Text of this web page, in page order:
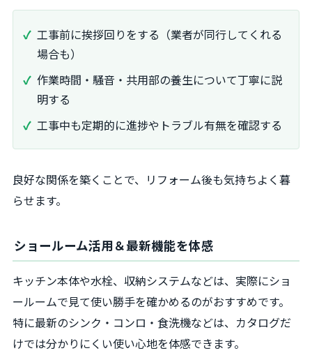
工事前に挨拶回りをする（業者が同行してくれる
場合も）
作業時間・騒音・共用部の養生について丁寧に説
明する
工事中も定期的に進捗やトラブル有無を確認する
良好な関係を築くことで、リフォーム後も気持ちよく暮
らせます。
ショールーム活用＆最新機能を体感
キッチン本体や水栓、収納システムなどは、実際にショ
ールームで見て使い勝手を確かめるのがおすすめです。
特に最新のシンク・コンロ・食洗機などは、カタログだ
けでは分かりにくい使い心地を体感できます。